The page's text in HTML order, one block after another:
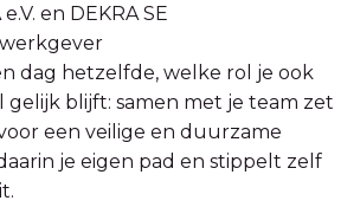
en DEKRA SE
dag hetzelfde, welke rol je ook
gelijk blijft: samen met je team zet
een veilige en duurzame
je eigen pad en stippelt zelf